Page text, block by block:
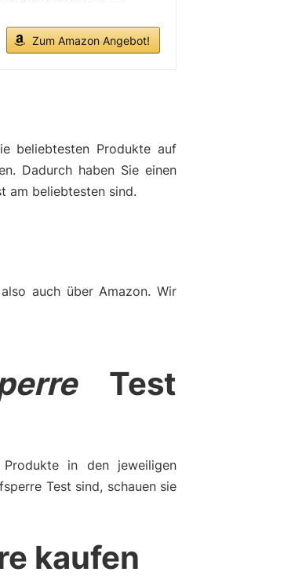
Zum Amazon Angebot!
beliebtesten Produkte auf
Dadurch haben Sie einen
am beliebtesten sind.
auch über Amazon. Wir
Test
in den jeweiligen
Test sind, schauen sie
kaufen